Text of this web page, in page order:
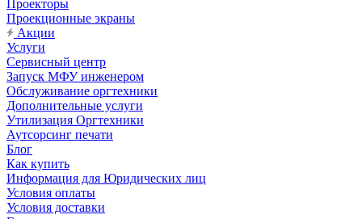
Проекторы
Проекционные экраны
Акции
Услуги
Сервисный центр
Запуск МФУ инженером
Обслуживание оргтехники
Дополнительные услуги
Утилизация Оргтехники
Аутсорсинг печати
Блог
Как купить
Информация для Юридических лиц
Условия оплаты
Условия доставки